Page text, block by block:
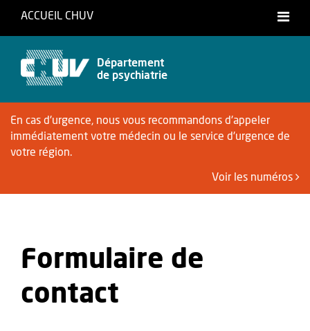
ACCUEIL CHUV
Département
de psychiatrie
En cas d'urgence, nous vous recommandons d'appeler
immédiatement votre médecin ou le service d'urgence de
votre région.
Voir les numéros
Formulaire de
contact